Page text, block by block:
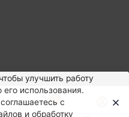
улучшить работу
его использования.
с
и обработку
0